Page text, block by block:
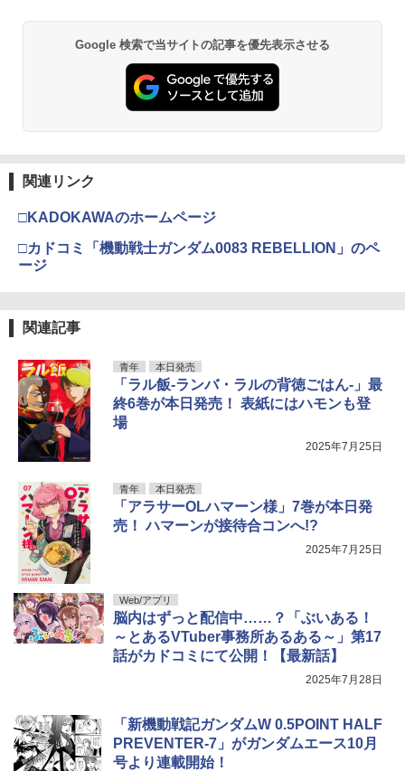
Google 検索で当サイトの記事を優先表示させる
関連リンク
□KADOKAWAのホームページ
□カドコミ「機動戦士ガンダム0083 REBELLION」のペ
ージ
関連記事
青年 本日発売
「ラル飯‐ランバ・ラルの背徳ごはん‐」最
終6巻が本日発売！ 表紙にはハモンも登
場
2025年7月25日
青年 本日発売
「アラサーOLハマーン様」7巻が本日発
売！ ハマーンが接待合コンへ!?
2025年7月25日
Web/アプリ
脳内はずっと配信中……？「ぶいある！
～とあるVTuber事務所あるある～」第17
話がカドコミにて公開！【最新話】
2025年7月28日
「新機動戦記ガンダムW 0.5POINT HALF
PREVENTER-7」がガンダムエース10月
号より連載開始！